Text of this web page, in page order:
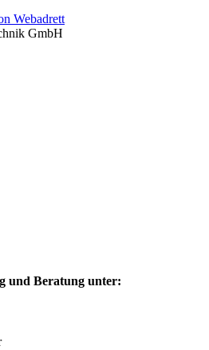
GmbH
und Beratung unter: